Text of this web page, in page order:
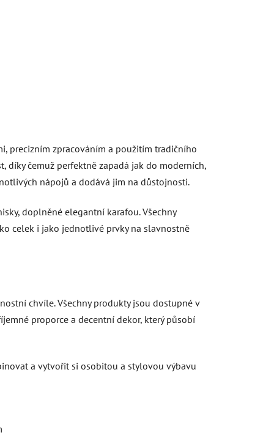
precizním zpracováním a použitím tradičního
díky čemuž perfektně zapadá jak do moderních,
nápojů a dodává jim na důstojnosti.
doplněné elegantní karafou. Všechny
celek i jako jednotlivé prvky na slavnostně
chvíle. Všechny produkty jsou dostupné v
proporce a decentní dekor, který působí
a vytvořit si osobitou a stylovou výbavu